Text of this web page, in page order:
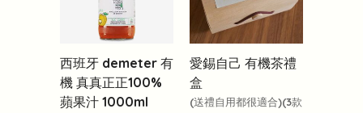
西班牙 demeter 有
機 真真正正100%
蘋果汁 1000ml
愛錫自己 有機茶禮
盒
(送禮自用都很適合)(3款